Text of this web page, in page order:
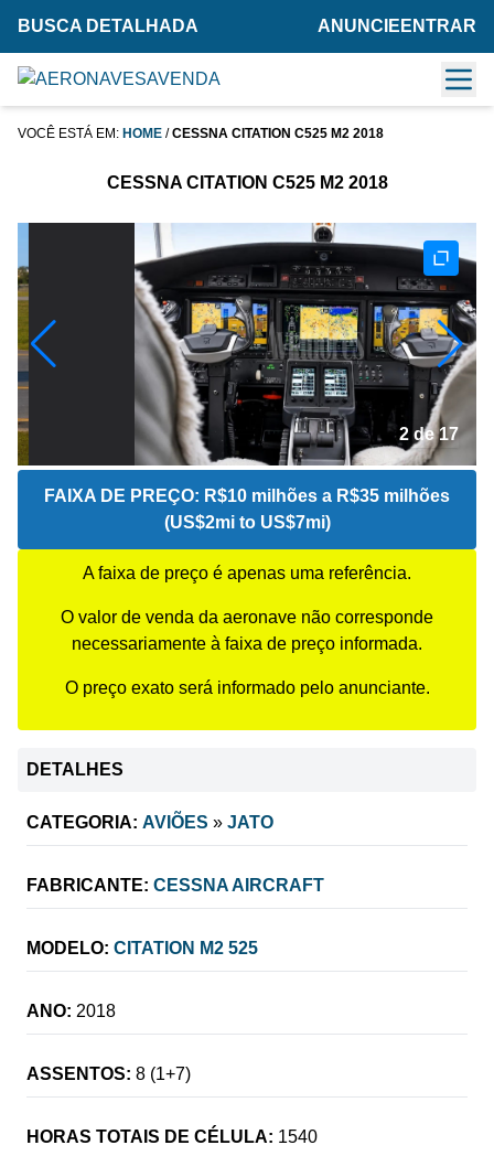
BUSCA DETALHADA ANUNCIE ENTRAR
VOCÊ ESTÁ EM: HOME /CESSNA CITATION C525 M2 2018
CESSNA CITATION C525 M2 2018
2 de 17
FAIXA DE PREÇO: R$10 milhões a R$35 milhões
(US$2mi to US$7mi)
A faixa de preço é apenas uma referência.
O valor de venda da aeronave não corresponde
necessariamente à faixa de preço informada.
O preço exato será informado pelo anunciante.
DETALHES
CATEGORIA: AVIÕES » JATO
FABRICANTE: CESSNA AIRCRAFT
MODELO: CITATION M2 525
ANO: 2018
ASSENTOS: 8 (1+7)
HORAS TOTAIS DE CÉLULA: 1540